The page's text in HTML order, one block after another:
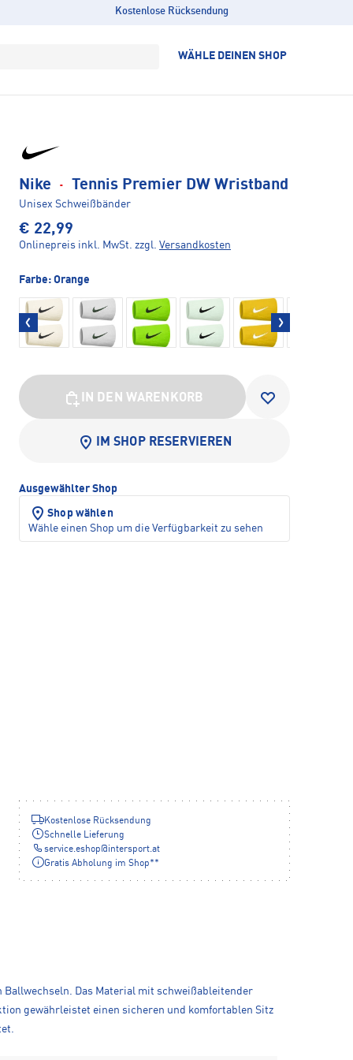
Kostenlose Rücksendung
WÄHLE DEINEN SHOP
Nike · Tennis Premier DW Wristband
Unisex Schweißbänder
€ 22,99
Onlinepreis inkl. MwSt. zzgl. Versandkosten
Farbe: Orange
IN DEN WARENKORB
IM SHOP RESERVIEREN
Ausgewählter Shop
Shop wählen
Wähle einen Shop um die Verfügbarkeit zu sehen
Kostenlose Rücksendung
Schnelle Lieferung
service.eshop@ intersport.at
Gratis Abholung im Shop**
Das Material mit schweißableitender
gewährleistet einen sicheren und komfortablen Sitz